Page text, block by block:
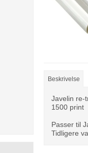
Beskrivelse
Javelin re-
1500 print
Passer til
Tidligere